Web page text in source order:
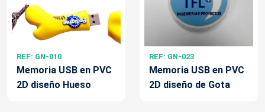
REF: GN-010
Memoria USB en PVC
2D diseño Hueso
REF: GN-023
Memoria USB en PVC
2D diseño de Gota